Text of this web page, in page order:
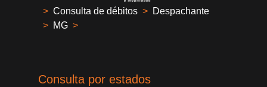
> Consulta de débitos > Despachante
> MG >
Consulta por estados